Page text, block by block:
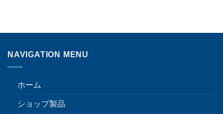
NAVIGATION MENU
ホーム
ショップ製品